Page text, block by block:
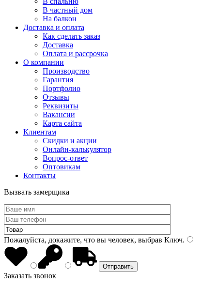
В частный дом
На балкон
Доставка и оплата
Как сделать заказ
Доставка
Оплата и рассрочка
О компании
Производство
Гарантия
Портфолио
Отзывы
Реквизиты
Вакансии
Карта сайта
Клиентам
Скидки и акции
Онлайн-калькулятор
Вопрос-ответ
Оптовикам
Контакты
Вызвать замерщика
Пожалуйста, докажите, что вы человек, выбрав Ключ.
Заказать звонок